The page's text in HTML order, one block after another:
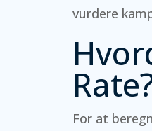
vurdere
For at